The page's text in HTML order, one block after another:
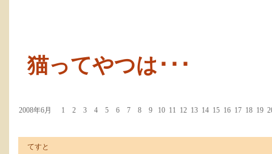
猫ってやつは･･･
2008年6月 1 2 3 4 5 6 7 8 9 10 11 12 13 14 15 16 17 18 19
てすと